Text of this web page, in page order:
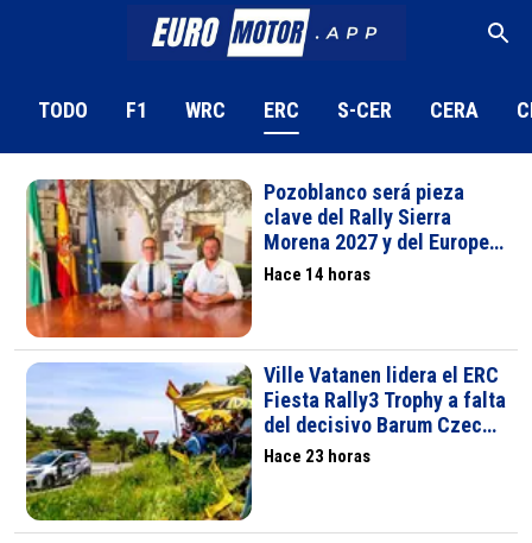
TODO F1 WRC ERC S-CER CERA
Pozoblanco será pieza
clave del Rally Sierra
Morena 2027 y del Europeo
de Rallyes
Hace 14 horas
Ville Vatanen lidera el ERC
Fiesta Rally3 Trophy a falta
del decisivo Barum Czech
Rally Zlín
Hace 23 horas